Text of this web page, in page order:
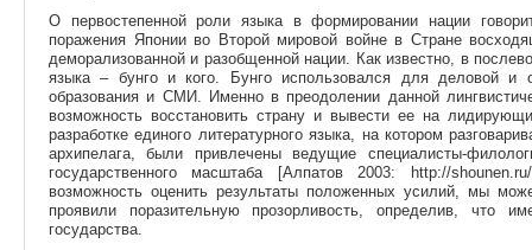
О первостепенной роли языка в формировании нации
поражения Японии во Второй мировой войне в Стране
деморализованной и разобщенной нации. Как известно, в
языка – бунго и кого. Бунго использовался для деловой и
образования и СМИ. Именно в преодолении данной
возможность восстановить страну и вывести ее на
разработке единого литературного языка, на котором
архипелага, были привлечены ведущие специалисты-
государственного масштаба [Алпатов 2003: http://
возможность оценить результаты положенных усилий, мы
проявили поразительную прозорливость, определив, что
государства.